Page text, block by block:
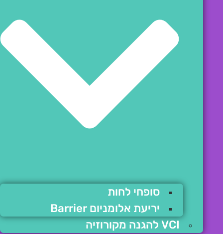
סופחי לחות
יריעת אלומניום Barrier
VCI להגנה מקורוזיה